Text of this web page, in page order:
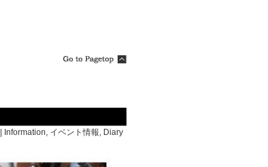
Information, イベント情報, Diary